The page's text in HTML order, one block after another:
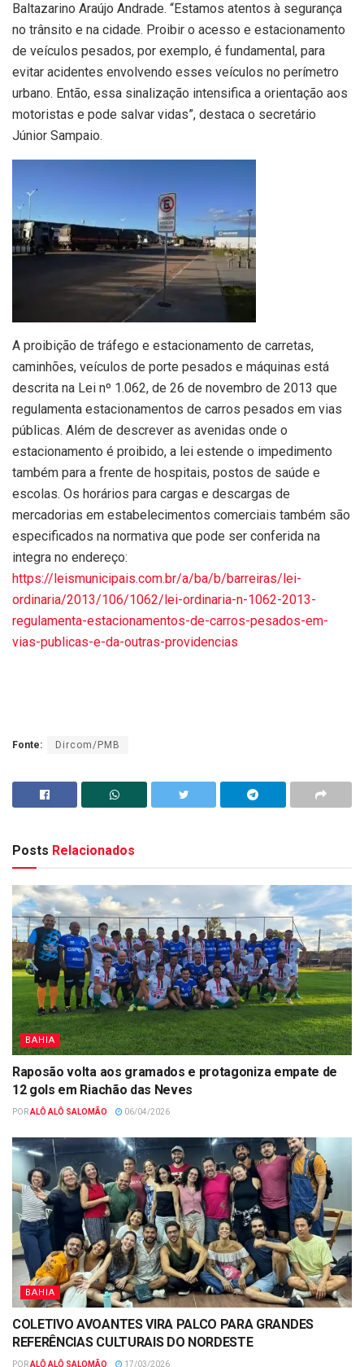
Baltazarino Araújo Andrade. “Estamos atentos à segurança
no trânsito e na cidade. Proibir o acesso e estacionamento
de veículos pesados, por exemplo, é fundamental, para
evitar acidentes envolvendo esses veículos no perímetro
urbano. Então, essa sinalização intensifica a orientação aos
motoristas e pode salvar vidas”, destaca o secretário
Júnior Sampaio.
A proibição de tráfego e estacionamento de carretas,
caminhões, veículos de porte pesados e máquinas está
descrita na Lei nº 1.062, de 26 de novembro de 2013 que
regulamenta estacionamentos de carros pesados em vias
públicas. Além de descrever as avenidas onde o
estacionamento é proibido, a lei estende o impedimento
também para a frente de hospitais, postos de saúde e
escolas. Os horários para cargas e descargas de
mercadorias em estabelecimentos comerciais também são
especificados na normativa que pode ser conferida na
integra no endereço:
https://leismunicipais.com.br/a/ba/b/barreiras/lei-
ordinaria/2013/106/1062/lei-ordinaria-n-1062-2013-
regulamenta-estacionamentos-de-carros-pesados-em-
vias-publicas-e-da-outras-providencias
Fonte: Dircom/PMB
Posts Relacionados
BAHIA
Raposão volta aos gramados e protagoniza empate de
12 gols em Riachão das Neves
PORALÔ ALÔ SALOMÃO 06/04/2026
BAHIA
COLETIVO AVOANTES VIRA PALCO PARA GRANDES
REFERÊNCIAS CULTURAIS DO NORDESTE
PORALÔ ALÔ SALOMÃO 17/03/2026